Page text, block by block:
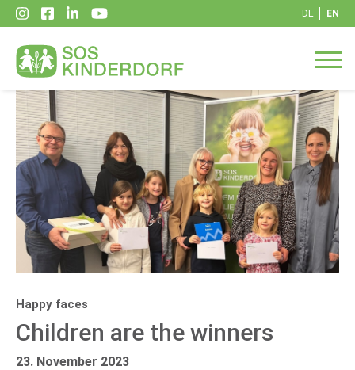
DE EN
Happy faces
Children are the winners
23. November 2023